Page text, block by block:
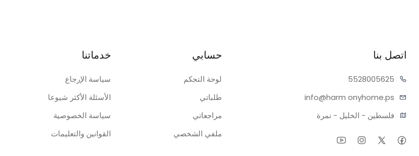
اتصل بنا
05625
55280
info@harm onyhome.ps
فلسطين - الخليل - نمرة
حسابي
لوحة التحكم
طلباتي
مراجعاتي
ملفي الشخصي
خدماتنا
سياسة الإرجاع
الأسئلة الأكثر شيوعا
سياسة الخصوصية
القوانين والتعليمات